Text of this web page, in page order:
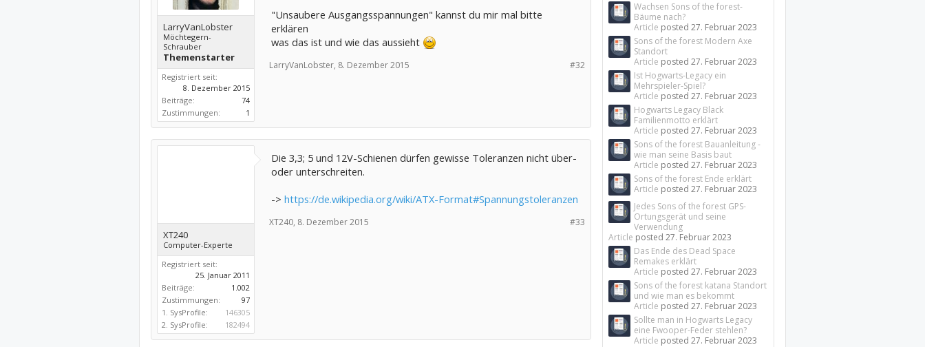
LarryVanLobster
Möchtegern-
Schrauber
Themenstarter
Registriert seit:
8. Dezember 2015
Beiträge:
74
Zustimmungen:
1
"Unsaubere Ausgangsspannungen" kannst du mir mal bitte
erklären
was das ist und wie das aussieht
#32
LarryVanLobster, 8. Dezember 2015
XT240
Computer-Experte
Registriert seit:
25. Januar 2011
Beiträge:
1.002
Zustimmungen:
97
1. SysProfile:
146305
2. SysProfile:
182494
Die 3,3; 5 und 12V-Schienen dürfen gewisse Toleranzen nicht über-
oder unterschreiten.
-> https://de.wikipedia.org/wiki/ATX-Format#Spannungstoleranzen
#33
XT240, 8. Dezember 2015
Wachsen Sons of the forest-
Bäume nach?
Article posted27. Februar 2023
Sons of the forest Modern Axe
Standort
Article posted27. Februar 2023
Ist Hogwarts-Legacy ein
Mehrspieler-Spiel?
Article posted27. Februar 2023
Hogwarts Legacy Black
Familienmotto erklärt
Article posted27. Februar 2023
Sons of the forest Bauanleitung -
wie man seine Basis baut
Article posted27. Februar 2023
Sons of the forest Ende erklärt
Article posted27. Februar 2023
Jedes Sons of the forest GPS-
Ortungsgerät und seine
Verwendung
Article posted27. Februar 2023
Das Ende des Dead Space
Remakes erklärt
Article posted27. Februar 2023
Sons of the forest katana Standort
und wie man es bekommt
Article posted27. Februar 2023
Sollte man in Hogwarts Legacy
eine Fwooper-Feder stehlen?
Article posted27. Februar 2023